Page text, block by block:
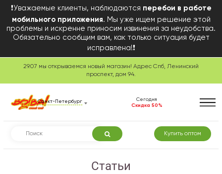
❗Уважаемые клиенты, наблюдаются перебои в работе
мобильного приложения. Мы уже ищем решение этой
проблемы и искренне приносим извинения за неудобства.
Обязательно сообщим вам, как только ситуация будет
исправлена!❗
29.07 мы открываемся новый магазин! Адрес Спб, Ленинский
проспект, дом 94.
Санкт-Петербург
Сегодня
Скидка 50%
Купить оптом
Статьи